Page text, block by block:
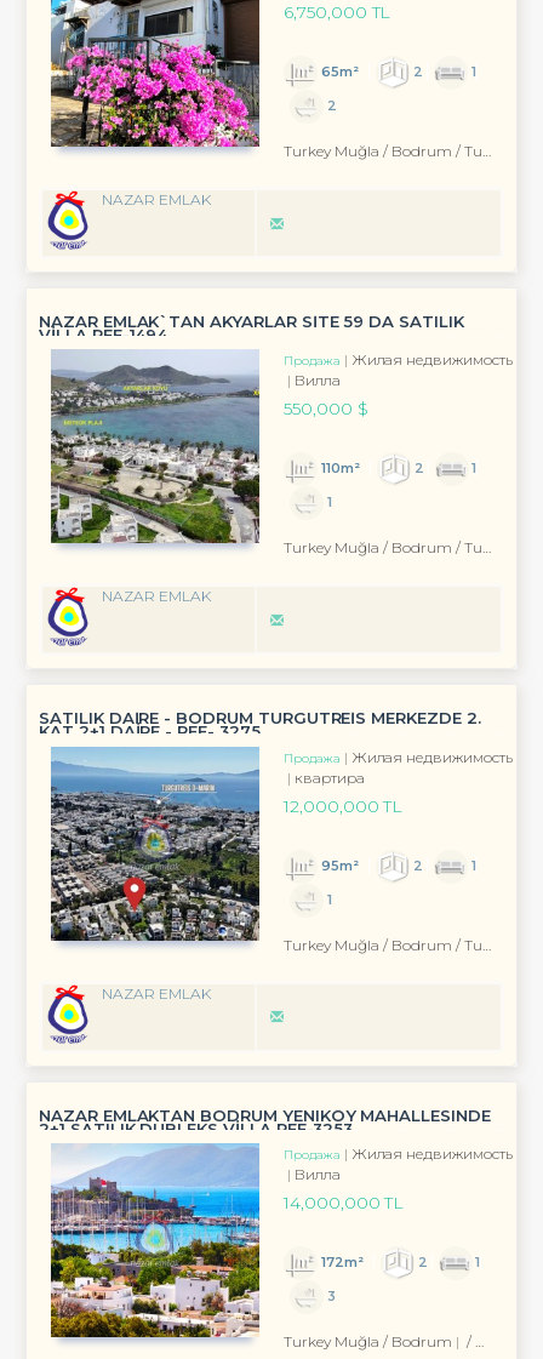
6,750,000 TL
65m² 2
1
2
Turkey Muğla / Bodrum / Turgutreis
NAZAR EMLAK
NAZAR EMLAK`TAN AKYARLAR SİTE 59 DA SATILIK
VİLLA REF-1494
Продажа
Жилая недвижимость
Вилла
550,000 $
110m² 2
1
1
Turkey Muğla / Bodrum / Turgutreis
NAZAR EMLAK
SATILIK DAİRE - BODRUM TURGUTREİS MERKEZDE 2.
KAT 2+1 DAİRE - REF- 3275
Продажа
Жилая недвижимость
квартира
12,000,000 TL
95m² 2
1
1
Turkey Muğla / Bodrum / Turgutreis
NAZAR EMLAK
NAZAR EMLAKTAN BODRUM YENIKÖY MAHALLESINDE
2+1 SATILIK DUBLEKS VİLLA REF-3253
Продажа
Жилая недвижимость
Вилла
14,000,000 TL
172m² 2
1
3
Turkey Muğla / Bodrum / Eskiçeşme Mah.